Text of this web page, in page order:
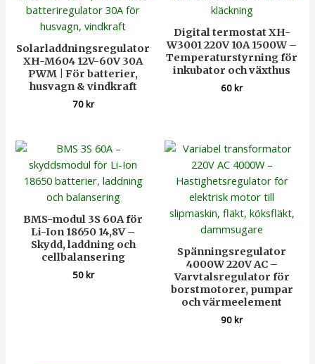
Solarladdningsregulator
XH-M604 12V-60V 30A
PWM | För batterier,
husvagn & vindkraft
70kr
Digital termostat XH-
W3001 220V 10A 1500W –
Temperaturstyrning för
inkubator och växthus
60kr
BMS-modul 3S 60A för
Li-Ion 18650 14,8V –
Skydd, laddning och
cellbalansering
50kr
Spänningsregulator
4000W 220V AC –
Varvtalsregulator för
borstmotorer, pumpar
och värmeelement
90kr